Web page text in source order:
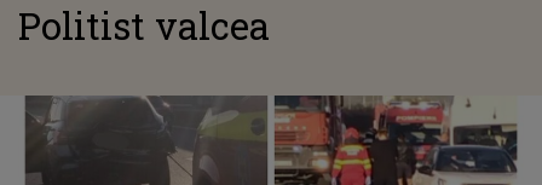
Politist valcea